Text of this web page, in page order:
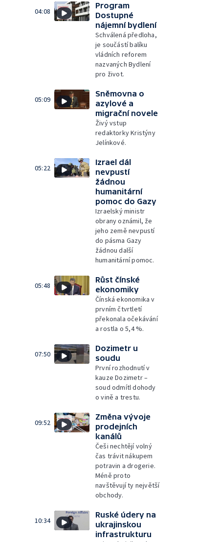
04:08
Program
Dostupné
nájemní bydlení
Schválená předloha,
je součástí balíku
vládních reforem
nazvaných Bydlení
pro život.
05:09
Sněmovna o
azylové a
migrační novele
Živý vstup
redaktorky Kristýny
Jelínkové.
05:22
Izrael dál
nevpustí
žádnou
humanitární
pomoc do Gazy
Izraelský ministr
obrany oznámil, že
jeho země nevpustí
do pásma Gazy
žádnou další
humanitární pomoc.
05:48
Růst čínské
ekonomiky
Čínská ekonomika v
prvním čtvrtletí
překonala očekávání
a rostla o 5,4 %.
07:50
Dozimetr u
soudu
První rozhodnutí v
kauze Dozimetr –
soud odmítl dohody
o vině a trestu.
09:52
Změna vývoje
prodejních
kanálů
Češi nechtějí volný
čas trávit nákupem
potravin a drogerie.
Méně proto
navštěvují ty největší
obchody.
10:34
Ruské údery na
ukrajinskou
infrastrukturu